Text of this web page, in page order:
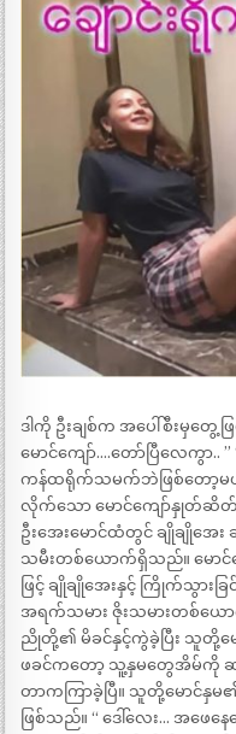
ဒါကို ဦးချစ်က အပေါ်စီးမှတွ
မောင်ကျော်….တော်ပြီလေကွာ..
ကန်ထရိုက်သမက်ဘဲဖြစ်တော့မယ့်ဟ
လိုက်သော မောင်ကျော်နှုတ်
ဦးအေးမောင်ထံတွင် ချိုချိုအ
သမီးတစ်ယောက်ရှိသည်။ မောင်
ဖြင့် ချိုချိုအေးနှင့် ကြိုက်သွာ
အရက်သမား ဇိုးသမားတစ်ယေ
ညိုတို့၏ မိခင်နှင့်ကွဲခဲ့ပြီး သူတို့မေ
ဖခင်ကတော့ သူ့နှမတွေအိမ်ကို ဆ
တာကကြာခဲ့ပြီ။ သူတို့မောင်နှမ
ဖြစ်သည်။ “ ဒေါ်လေး… အဖေ